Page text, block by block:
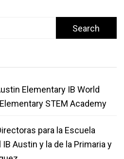
Elementary IB World
STEM Academy
para la Escuela
Austin y la de la Primaria y